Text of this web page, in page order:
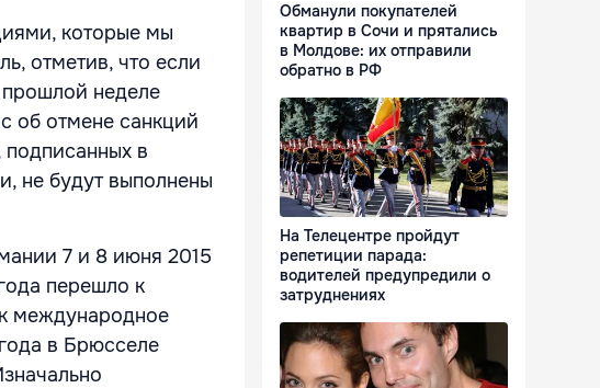
которые мы
отметив, что если
прошлой неделе
об отмене санкций
в
не будут выполнены
7 и 8 июня 2015
перешло к
международное
в Брюсселе
Обманули покупателей
квартир в Сочи и прятались
в Молдове: их отправили
обратно в РФ
На Телецентре пройдут
репетиции парада:
водителей предупредили о
затруднениях